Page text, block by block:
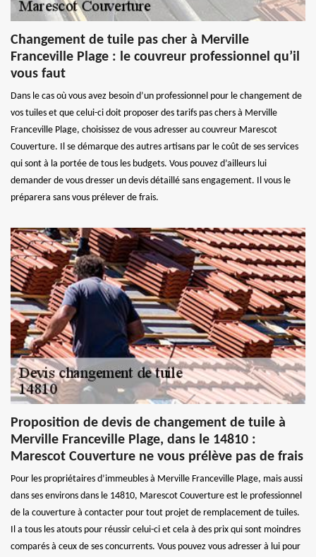
Changement de tuile pas cher à Merville
Franceville Plage : le couvreur professionnel qu’il
vous faut
Dans le cas où vous avez besoin d’un professionnel pour le changement de
vos tuiles et que celui-ci doit proposer des tarifs pas chers à Merville
Franceville Plage, choisissez de vous adresser au couvreur Marescot
Couverture. Il se démarque des autres artisans par le coût de ses services
qui sont à la portée de tous les budgets. Vous pouvez d’ailleurs lui
demander de vous dresser un devis détaillé sans engagement. Il vous le
préparera sans vous prélever de frais.
Proposition de devis de changement de tuile à
Merville Franceville Plage, dans le 14810 :
Marescot Couverture ne vous prélève pas de frais
Pour les propriétaires d’immeubles à Merville Franceville Plage, mais aussi
dans ses environs dans le 14810, Marescot Couverture est le professionnel
de la couverture à contacter pour tout projet de remplacement de tuiles.
Il a tous les atouts pour réussir celui-ci et cela à des prix qui sont moindres
comparés à ceux de ses concurrents. Vous pouvez vous adresser à lui pour